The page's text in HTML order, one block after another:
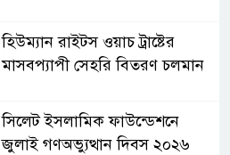
হিউম্যান রাইটস ওয়াচ ট্রাষ্টের
মাসবপ্যাপী সেহরি বিতরণ চলমান
সিলেট ইসলামিক ফাউন্ডেশনে
জুলাই গণঅভ্যুত্থান দিবস ২০২৬